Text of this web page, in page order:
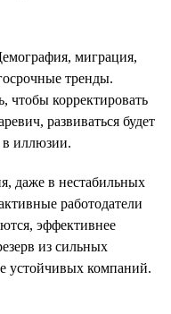
миграция,
тренды.
корректировать
развиваться будет
в иллюзии.
даже в нестабильных
работодатели
эффективнее
из сильных
устойчивых компаний.